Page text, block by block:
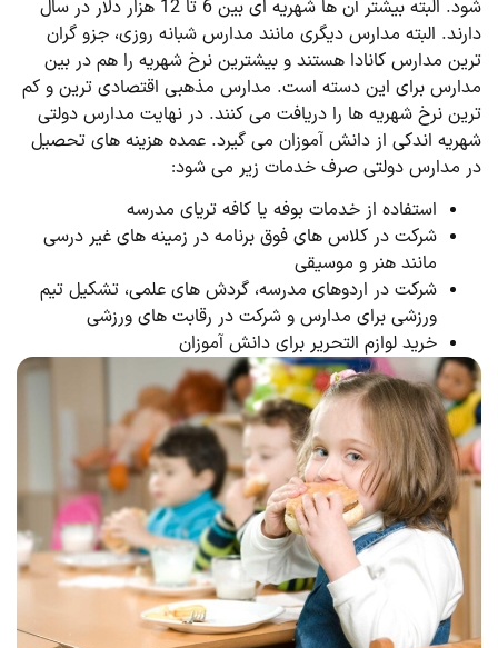
شود. البته بیشتر آن ها شهریه ای بین 6 تا 12 هزار دلار در سال
دارند. البته مدارس دیگری مانند مدارس شبانه روزی، جزو گران
ترین مدارس کانادا هستند و بیشترین نرخ شهریه را هم در بین
مدارس برای این دسته است. مدارس مذهبی اقتصادی ترین و کم
ترین نرخ شهریه ها را دریافت می کنند. در نهایت مدارس دولتی
شهریه اندکی از دانش آموزان می گیرد. عمده هزینه های تحصیل
در مدارس دولتی صرف خدمات زیر می شود:
استفاده از خدمات بوفه یا کافه تریای مدرسه
شرکت در کلاس های فوق برنامه در زمینه های غیر درسی
مانند هنر و موسیقی
شرکت در اردوهای مدرسه، گردش های علمی، تشکیل تیم
ورزشی برای مدارس و شرکت در رقابت های ورزشی
خرید لوازم التحریر برای دانش آموزان